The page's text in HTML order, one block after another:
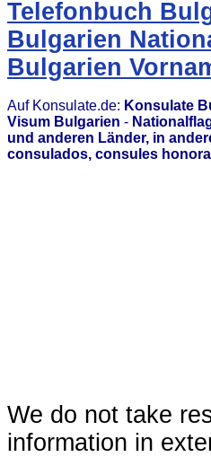
Telefonbuch
Bulgarien
Bulgarien
Auf Konsulate.de: Konsulate
Visum Bulgarien -
und anderen Länder, in
consulados, consules
We do not take
information in